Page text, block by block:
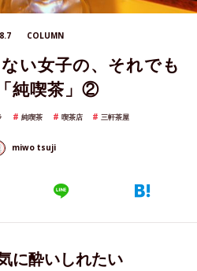
COLUMN
い女子の、それでも
純喫茶」②
純喫茶 喫茶店 三軒茶屋
miwo tsuji
に酔いしれたい